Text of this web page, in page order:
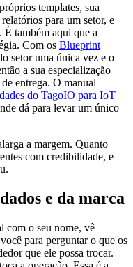
templates, sua
para um setor, e
também aqui que a
Com os Blueprint
setor uma única vez e o
a sua especialização
entrega. O manual
do TagoIO para IoT
dá para levar um único
a margem. Quanto
com credibilidade, e
e da marca
com o seu nome, vê
para perguntar o que os
que ele possa trocar.